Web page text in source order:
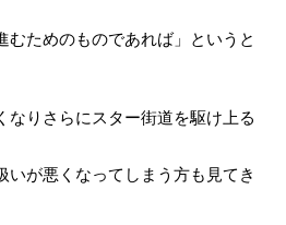
むためのものであれば」というと
なりさらにスター街道を駆け上る
いが悪くなってしまう方も見てき